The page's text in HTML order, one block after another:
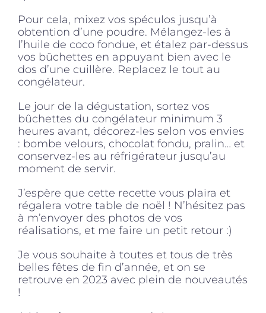
Pour cela, mixez vos spéculos jusqu’à
obtention d’une poudre. Mélangez-les à
l’huile de coco fondue, et étalez par-dessus
vos bûchettes en appuyant bien avec le
dos d’une cuillère. Replacez le tout au
congélateur.
Le jour de la dégustation, sortez vos
bûchettes du congélateur minimum 3
heures avant, décorez-les selon vos envies
: bombe velours, chocolat fondu, pralin… et
conservez-les au réfrigérateur jusqu’au
moment de servir.
J’espère que cette recette vous plaira et
régalera votre table de noël ! N’hésitez pas
à m’envoyer des photos de vos
réalisations, et me faire un petit retour :)
Je vous souhaite à toutes et tous de très
belles fêtes de fin d’année, et on se
retrouve en 2023 avec plein de nouveautés
!